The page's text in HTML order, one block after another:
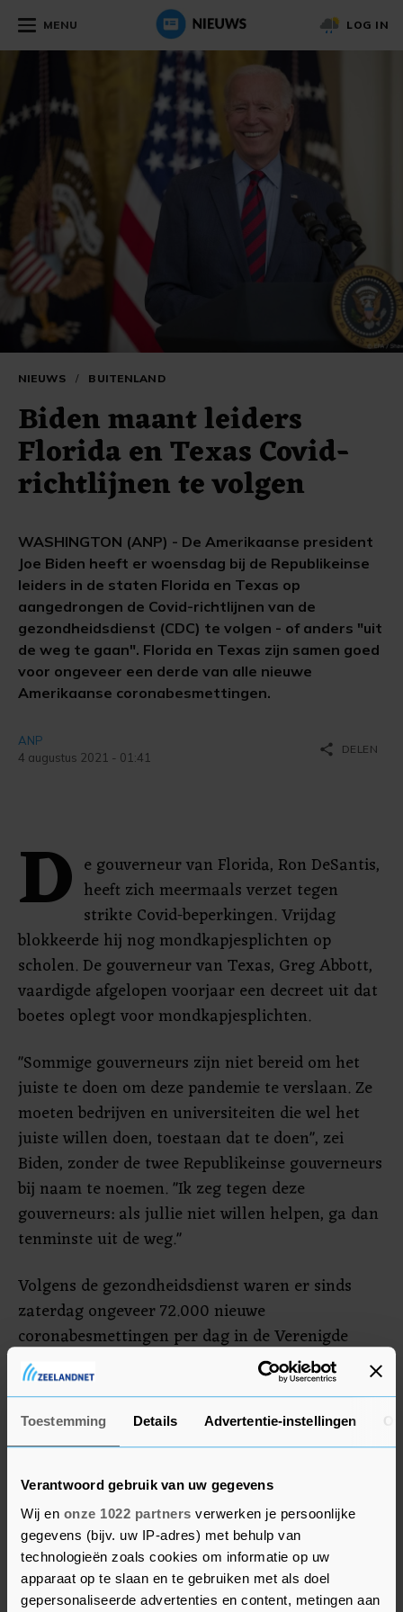
Toestemming Details Advertentie-instellingen
Verantwoord gebruik van uw gegevens
Wij en onze 1022 partners verwerken je persoonlijke
gegevens (bijv. uw IP-adres) met behulp van
technologieën zoals cookies om informatie op uw
apparaat op te slaan en te gebruiken met als doel
gepersonaliseerde advertenties en content, metingen aan
MENU LOG IN
NIEUWS / BUITENLAND
Biden maant leiders
Florida en Texas Covid-
richtlijnen te volgen
WASHINGTON (ANP) - De Amerikaanse president
Joe Biden heeft er woensdag bij de Republikeinse
leiders in de staten Florida en Texas op
aangedrongen de Covid-richtlijnen van de
gezondheidsdienst (CDC) te volgen - of anders "uit
de weg te gaan". Florida en Texas zijn samen goed
voor ongeveer een derde van alle nieuwe
Amerikaanse coronabesmettingen.
ANP
4 augustus 2021 - 01:41
share DELEN
D e gouverneur van Florida, Ron DeSantis,
heeft zich meermaals verzet tegen
strikte Covid-beperkingen. Vrijdag
blokkeerde hij nog mondkapjesplichten op
scholen. De gouverneur van Texas, Greg Abbott,
vaardigde afgelopen voorjaar een decreet uit dat
boetes oplegt voor mondkapjesplichten.
"Sommige gouverneurs zijn niet bereid om het
juiste te doen om deze pandemie te verslaan. Ze
moeten bedrijven en universiteiten die wel het
juiste willen doen, toestaan ​​dat te doen", zei
Biden, zonder de twee Republikeinse gouverneurs
bij naam te noemen. "Ik zeg tegen deze
gouverneurs: als jullie niet willen helpen, ga dan
tenminste uit de weg."
Volgens de gezondheidsdienst waren er sinds
zaterdag ongeveer 72.000 nieuwe
coronabesmettingen per dag in de Verenigde
Staten, een stijging van 44 procent ten opzichte
van de voorgaande week.
New York City maakte dinsdag bekend dat
restaurants, sportscholen en andere openbare
gelegenheden. Biden drong er bij andere steden
en plaatsen op aan hetzelfde te doen.